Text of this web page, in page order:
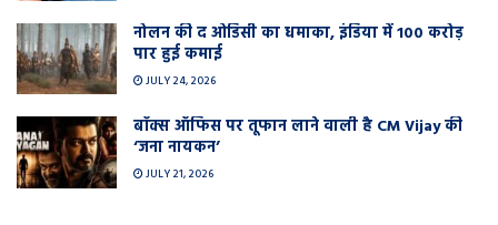
नोलन की द ओडिसी का धमाका, इंडिया में 100 करोड़
पार हुई कमाई
JULY 24, 2026
बॉक्स ऑफिस पर तूफान लाने वाली है CM Vijay की
‘जना नायकन’
JULY 21, 2026